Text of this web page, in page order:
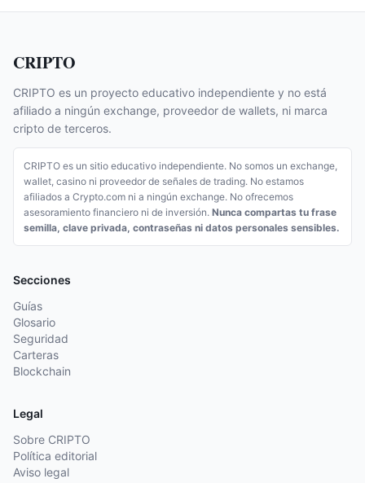
CRIPTO
CRIPTO es un proyecto educativo independiente y no está
afiliado a ningún exchange, proveedor de wallets, ni marca
cripto de terceros.
CRIPTO es un sitio educativo independiente. No somos un exchange,
wallet, casino ni proveedor de señales de trading. No estamos
afiliados a Crypto.com ni a ningún exchange. No ofrecemos
asesoramiento financiero ni de inversión. Nunca compartas tu frase
semilla, clave privada, contraseñas ni datos personales sensibles.
Secciones
Guías
Glosario
Seguridad
Carteras
Blockchain
Legal
Sobre CRIPTO
Política editorial
Aviso legal